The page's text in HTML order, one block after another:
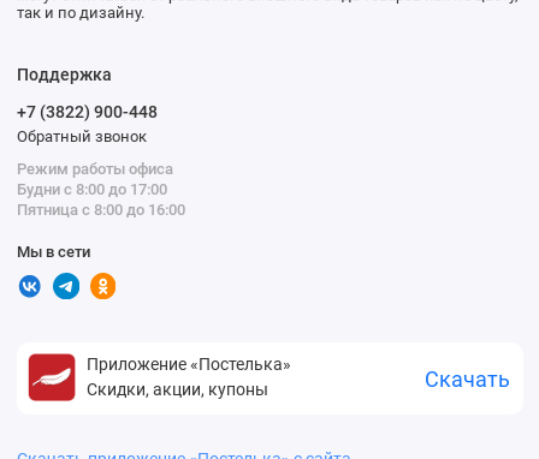
так и по дизайну.
Поддержка
+7 (3822) 900-448
Обратный звонок
Режим работы офиса
Будни с 8:00 до 17:00
Пятница с 8:00 до 16:00
Мы в сети
Приложение «Постелька»
Скидки, акции, купоны
Скачать